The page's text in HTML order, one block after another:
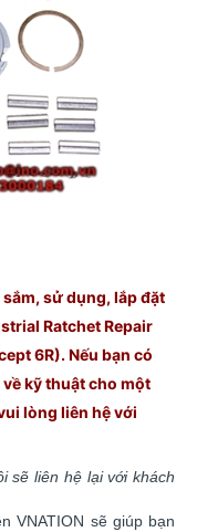
sử dụng, lắp đặt
Ratchet Repair
6R). Nếu bạn có
kỹ thuật cho một
lòng liên hệ với
sẽ liên hệ lại với khách
VNATION sẽ giúp bạn